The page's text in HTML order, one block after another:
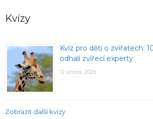
Kvízy
Kvíz pro děti o zvířatech:
odhalí zvířecí experty
12 února, 2026
Zobrazit další kvízy